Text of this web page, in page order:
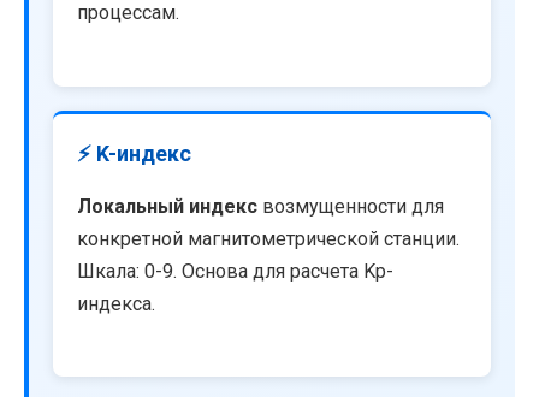
процессам.
⚡ K-индекс
Локальный индекс возмущенности для
конкретной магнитометрической станции.
Шкала: 0-9. Основа для расчета Kp-
индекса.